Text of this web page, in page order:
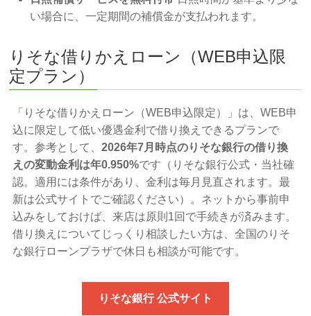
い場合に、一定期間の補償金が支払われます。
りそな借りかえローン（WEB申込限
定プラン）
「りそな借りかえローン（WEB申込限定）」は、WEB申
込に限定して低い優遇金利で借り換えできるプランで
す。参考として、2026年7月時点のりそな銀行の借り換
えの変動金利は年0.950%です（りそな銀行公式・当社確
認。適用には条件があり、金利は毎月見直されます。最
新は公式サイトでご確認ください）。ネットから事前申
込みをしておけば、来店は原則1回で手続きが済みます。
借り換えについてじっくり相談したい方は、全国のりそ
な銀行ローンプラザで休日も相談が可能です。
りそな銀行 公式サイト